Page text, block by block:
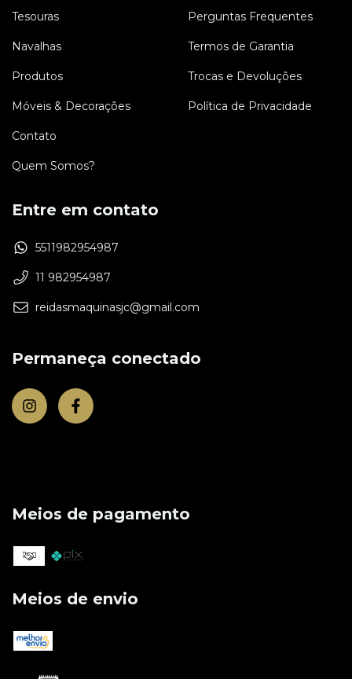
Tesouras
Navalhas
Produtos
Móveis & Decorações
Contato
Quem Somos?
Perguntas Frequentes
Termos de Garantia
Trocas e Devoluções
Política de Privacidade
Entre em contato
5511982954987
11 982954987
reidasmaquinasjc@gmail.com
Permaneça conectado
Meios de pagamento
Meios de envio